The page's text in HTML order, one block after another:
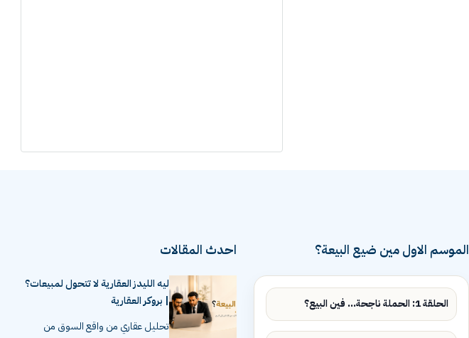
الموسم الاول مين ضيع البيعة؟
الحلقة 1: الحملة ناجحة... فين البيع؟
احدث المقالات
ليه الليدز العقارية لا تتحول لمبيعات؟
| بروكر العقارية
تحليل عقاري من واقع السوق من